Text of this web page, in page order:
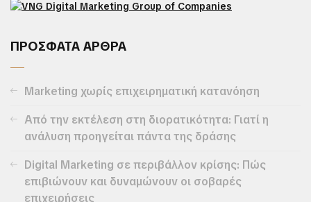
ΠΡΟΣΦΑΤΑ ΑΡΘΡΑ
Marketing χωρίς επιχειρηματική κατανόηση
Από την εκτέλεση στη διορατικότητα: Γιατί η
ανάλυση προηγείται πάντα της δράσης
Digital Marketing σε περιβάλλον κρίσης: Πώς
επιβιώνουν και δυναμώνουν οι σοβαρές
επιχειρήσεις